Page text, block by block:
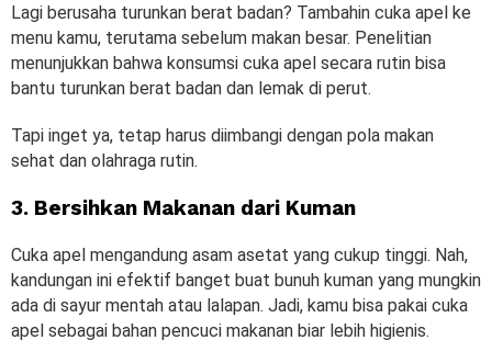
Lagi berusaha turunkan berat badan? Tambahin cuka apel ke
menu kamu, terutama sebelum makan besar. Penelitian
menunjukkan bahwa konsumsi cuka apel secara rutin bisa
bantu turunkan berat badan dan lemak di perut.
Tapi inget ya, tetap harus diimbangi dengan pola makan
sehat dan olahraga rutin.
3. Bersihkan Makanan dari Kuman
Cuka apel mengandung asam asetat yang cukup tinggi. Nah,
kandungan ini efektif banget buat bunuh kuman yang mungkin
ada di sayur mentah atau lalapan. Jadi, kamu bisa pakai cuka
apel sebagai bahan pencuci makanan biar lebih higienis.